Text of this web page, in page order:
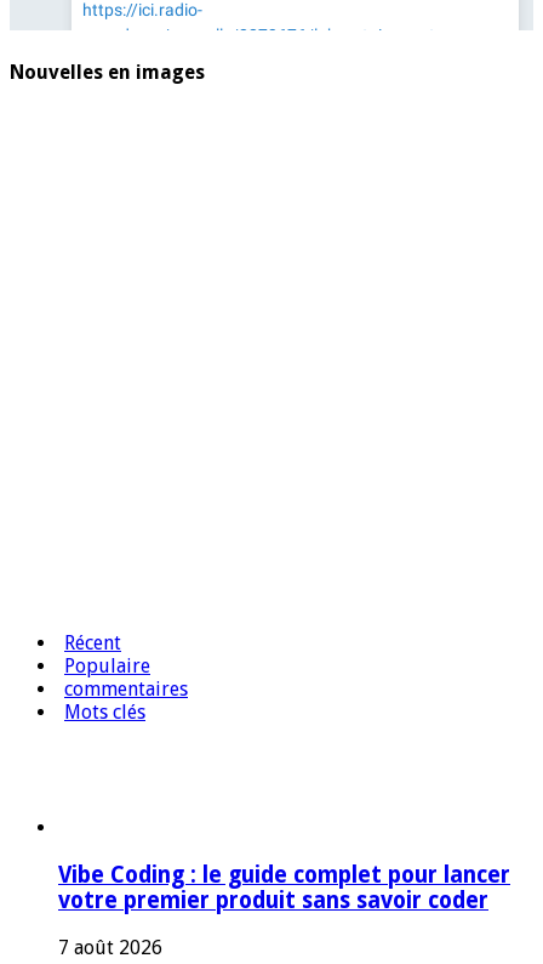
Nouvelles en images
Récent
Populaire
commentaires
Mots clés
Vibe Coding : le guide complet pour lancer
votre premier produit sans savoir coder
7 août 2026